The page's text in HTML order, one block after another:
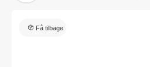
Få tilbage